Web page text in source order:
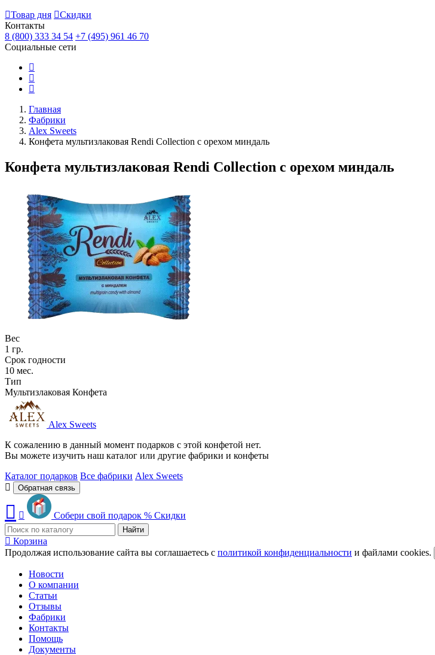
Товар дня
Скидки
Контакты
8 (800) 333 34 54 +7 (495) 961 46 70
Социальные сети
Главная
Фабрики
Alex Sweets
Конфета мультизлаковая Rendi Collection с орехом миндаль
Конфета мультизлаковая Rendi Collection с орехом миндаль
Вес
1 гр.
Срок годности
10 мес.
Тип
Мультизлаковая Конфета
Alex Sweets
К сожалению в данный момент подарков с этой конфетой нет.
Вы можете изучить наш каталог или другие фабрики и конфеты
Каталог подарков Все фабрики Alex Sweets
Обратная связь
Собери свой подарок % Скидки
Найти
Корзина
Продолжая использование сайта вы соглашаетесь с политикой конфиденциальности и файлами cookies.
Новости
О компании
Статьи
Отзывы
Фабрики
Контакты
Помощь
Документы